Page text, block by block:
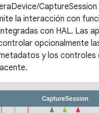
CaptureSession
la interacción con
con HAL. Las
opcionalmente
y los controles